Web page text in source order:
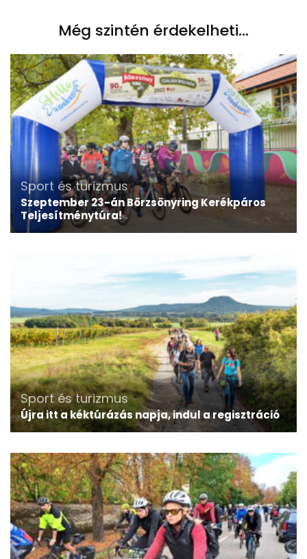
Még szintén érdekelheti...
Sport és turizmus
Szeptember 23-án Börzsönyring Kerékpáros
Teljesítménytúra!
Sport és turizmus
Újra itt a kéktúrázás napja, indul a regisztráció